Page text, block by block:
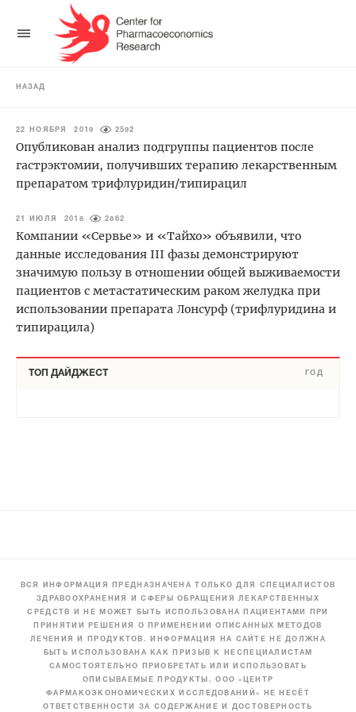
НАЗАД
22 НОЯБРЯ 2019 2592
Опубликован анализ подгруппы пациентов после
гастрэктомии, получивших терапию лекарственным
препаратом трифлуридин/типирацил
21 ИЮЛЯ 2018 2862
Компании «Сервье» и «Тайхо» объявили, что
данные исследования III фазы демонстрируют
значимую пользу в отношении общей выживаемости
пациентов с метастатическим раком желудка при
использовании препарата Лонсурф (трифлуридина и
типирацила)
ТОП ДАЙДЖЕСТ ГОД
ВСЯ ИНФОРМАЦИЯ ПРЕДНАЗНАЧЕНА ТОЛЬКО ДЛЯ СПЕЦИАЛИСТОВ
ЗДРАВООХРАНЕНИЯ И СФЕРЫ ОБРАЩЕНИЯ ЛЕКАРСТВЕННЫХ
СРЕДСТВ И НЕ МОЖЕТ БЫТЬ ИСПОЛЬЗОВАНА ПАЦИЕНТАМИ ПРИ
ПРИНЯТИИ РЕШЕНИЯ О ПРИМЕНЕНИИ ОПИСАННЫХ МЕТОДОВ
ЛЕЧЕНИЯ И ПРОДУКТОВ. ИНФОРМАЦИЯ НА САЙТЕ НЕ ДОЛЖНА
БЫТЬ ИСПОЛЬЗОВАНА КАК ПРИЗЫВ К НЕСПЕЦИАЛИСТАМ
САМОСТОЯТЕЛЬНО ПРИОБРЕТАТЬ ИЛИ ИСПОЛЬЗОВАТЬ
ОПИСЫВАЕМЫЕ ПРОДУКТЫ. ООО «ЦЕНТР
ФАРМАКОЭКОНОМИЧЕСКИХ ИССЛЕДОВАНИЙ» НЕ НЕСЁТ
ОТВЕТСТВЕННОСТИ ЗА СОДЕРЖАНИЕ И ДОСТОВЕРНОСТЬ